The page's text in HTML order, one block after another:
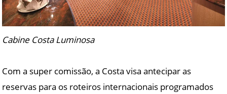
Cabine Costa Luminosa
Com a super comissão, a Costa visa antecipar as
reservas para os roteiros internacionais programados